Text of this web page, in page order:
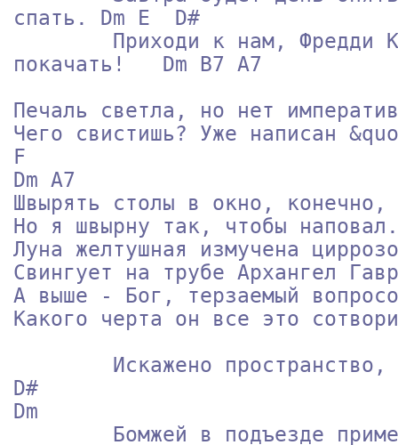
спать. Dm E  D#
покачать!   Dm B7 A7
Печаль светла, но нет
Чего свистишь? Уже написан
F
Dm А7
Швырять столы в окно, конечно,
Но я швырну так, чтобы
Луна желтушная измучена
Свингует на трубе Архангел
А выше - Бог, терзаемый
Какого черта он все это
D#
Dm